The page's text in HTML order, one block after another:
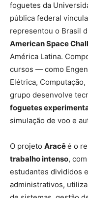
foguetes da
pública federal
representou o Brasil
American Space
América Latina.
cursos — como
Elétrica,
grupo desenvolve
foguetes
simulação de voo e
O projeto Aracêé o
trabalho intenso,
estudantes divididos
administrativos,